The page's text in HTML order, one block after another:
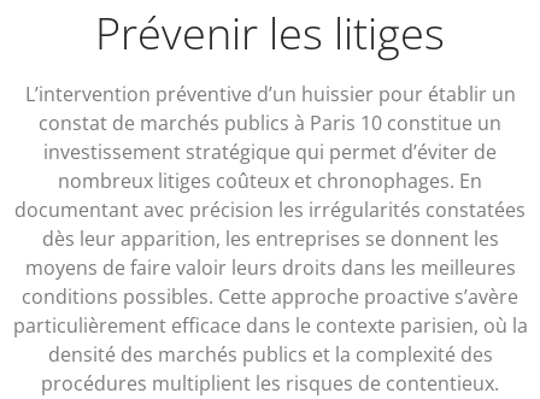
Prévenir les litiges
L’intervention préventive d’un huissier pour établir un
constat de marchés publics à Paris 10 constitue un
investissement stratégique qui permet d’éviter de
nombreux litiges coûteux et chronophages. En
documentant avec précision les irrégularités constatées
dès leur apparition, les entreprises se donnent les
moyens de faire valoir leurs droits dans les meilleures
conditions possibles. Cette approche proactive s’avère
particulièrement efficace dans le contexte parisien, où la
densité des marchés publics et la complexité des
procédures multiplient les risques de contentieux.